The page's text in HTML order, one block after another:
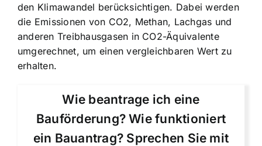
den Klimawandel berücksichtigen. Dabei werden
die Emissionen von CO2, Methan, Lachgas und
anderen Treibhausgasen in CO2-Äquivalente
umgerechnet, um einen vergleichbaren Wert zu
erhalten.
Wie beantrage ich eine
Bauförderung? Wie funktioniert
ein Bauantrag? Sprechen Sie mit